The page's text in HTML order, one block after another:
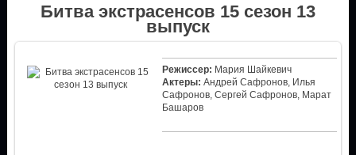
Битва экстрасенсов 15 сезон 13
выпуск
Режиссер: Мария Шайкевич
Актеры: Андрей Сафронов, Илья
Сафронов, Сергей Сафронов, Марат
Башаров